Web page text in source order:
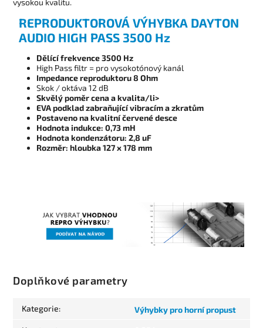
REPRODUKTOROVÁ VÝHYBKA DAYTON
AUDIO HIGH PASS 3500 Hz
Dělící frekvence 3500 Hz
High Pass filtr = pro vysokotónový kanál
Impedance reproduktoru 8 Ohm
Skok / oktáva 12 dB
Skvělý poměr cena a kvalita/li>
EVA podklad zabraňující vibracím a zkratům
Postaveno na kvalitní červené desce
Hodnota indukce: 0,73 mH
Hodnota kondenzátoru: 2,8 uF
Rozměr: hloubka 127 x 178 mm
Doplňkové parametry
Kategorie: Výhybky pro horní propust